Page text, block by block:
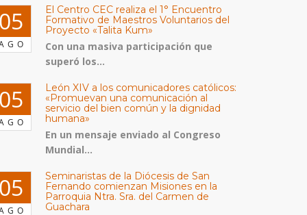
El Centro CEC realiza el 1° Encuentro
Formativo de Maestros Voluntarios del
Proyecto «Talita Kum»
Con una masiva participación que
superó los...
León XIV a los comunicadores católicos:
«Promuevan una comunicación al
servicio del bien común y la dignidad
humana»
En un mensaje enviado al Congreso
Mundial...
Seminaristas de la Diócesis de San
Fernando comienzan Misiones en la
Parroquia Ntra. Sra. del Carmen de
Guachara